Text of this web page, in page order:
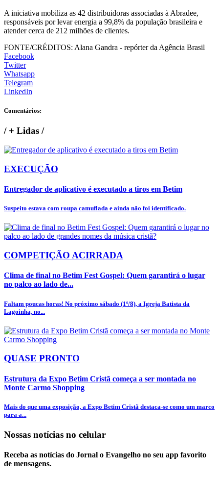
A iniciativa mobiliza as 42 distribuidoras associadas à Abradee,
responsáveis por levar energia a 99,8% da população brasileira e
atender cerca de 212 milhões de clientes.
FONTE/CRÉDITOS: Alana Gandra - repórter da Agência Brasil
Facebook
Twitter
Whatsapp
Telegram
LinkedIn
Comentários:
/+ Lidas /
EXECUÇÃO
Entregador de aplicativo é executado a tiros em Betim
Suspeito estava com roupa camuflada e ainda não foi identificado.
COMPETIÇÃO ACIRRADA
Clima de final no Betim Fest Gospel: Quem garantirá o lugar
no palco ao lado de...
Faltam poucas horas! No próximo sábado (1º/8), a Igreja Batista da
Lagoinha, no...
QUASE PRONTO
Estrutura da Expo Betim Cristã começa a ser montada no
Monte Carmo Shopping
Mais do que uma exposição, a Expo Betim Cristã destaca-se como um marco
para a...
Nossas notícias no celular
Receba as notícias do Jornal o Evangelho no seu app favorito
de mensagens.